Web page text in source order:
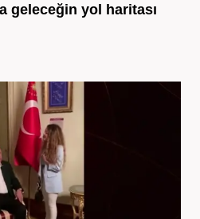
geleceğin yol haritası